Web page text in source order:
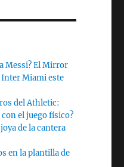
Messi? El Mirror
Miami este
del Athletic:
el juego físico?
de la cantera
en la plantilla de